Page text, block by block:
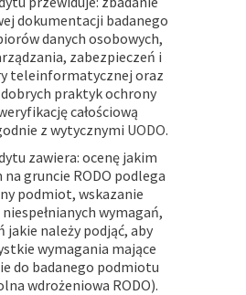
dokumentacji badanego
danych osobowych,
zabezpieczeń i
teleinformatycznej oraz
praktyk ochrony
całościową
z wytycznymi UODO.
zawiera: ocenę jakim
gruncie RODO podlega
podmiot, wskazanie
wymagań,
jakie należy podjąć, aby
wymagania mające
do badanego podmiotu
wdrożeniowa RODO).